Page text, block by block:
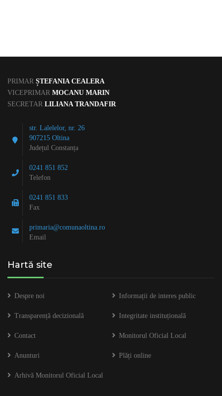
PRIMAR ȘTEFANIA CEALERA
VICEPRIMAR MOCANU MARIN
SECRETAR LILIANA TRANDAFIR
str. Lalelelor, nr. 26
907215 Oltina
Județul Constanța
0241 851 852
Telefon
0241 851 833
Fax
primaria@comunaoltina.ro
Email
Hartă site
Despre noi Informații de interes public
Transparență decizională Integritate instituțională
Contact Monitorul Oficial Local
Anunturi Plăți online
Arhivă Monitorul Oficial Local